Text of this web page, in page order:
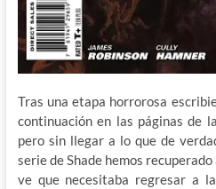
Tras una etapa horrorosa
continuación en las páginas de
pero sin llegar a lo que de
serie de Shade hemos
ve que necesitaba regresar a